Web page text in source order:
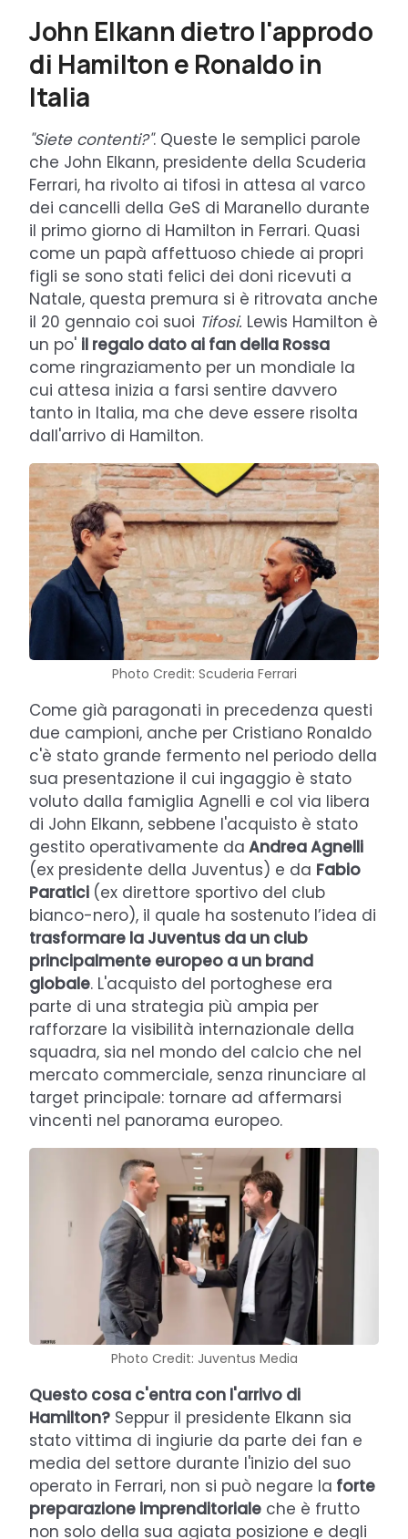
John Elkann dietro l'approdo
di Hamilton e Ronaldo in
Italia
"Siete contenti?". Queste le semplici parole
che John Elkann, presidente della Scuderia
Ferrari, ha rivolto ai tifosi in attesa al varco
dei cancelli della GeS di Maranello durante
il primo giorno di Hamilton in Ferrari. Quasi
come un papà affettuoso chiede ai propri
figli se sono stati felici dei doni ricevuti a
Natale, questa premura si è ritrovata anche
il 20 gennaio coi suoi Tifosi. Lewis Hamilton è
un po' il regalo dato ai fan della Rossa
come ringraziamento per un mondiale la
cui attesa inizia a farsi sentire davvero
tanto in Italia, ma che deve essere risolta
dall'arrivo di Hamilton.
Photo Credit: Scuderia Ferrari
Come già paragonati in precedenza questi
due campioni, anche per Cristiano Ronaldo
c'è stato grande fermento nel periodo della
sua presentazione il cui ingaggio è stato
voluto dalla famiglia Agnelli e col via libera
di John Elkann, sebbene l'acquisto è stato
gestito operativamente da Andrea Agnelli
(ex presidente della Juventus) e da Fabio
Paratici (ex direttore sportivo del club
bianco-nero), il quale ha sostenuto l’idea di
trasformare la Juventus da un club
principalmente europeo a un brand
globale. L'acquisto del portoghese era
parte di una strategia più ampia per
rafforzare la visibilità internazionale della
squadra, sia nel mondo del calcio che nel
mercato commerciale, senza rinunciare al
target principale: tornare ad affermarsi
vincenti nel panorama europeo.
Photo Credit: Juventus Media
Questo cosa c'entra con l'arrivo di
Hamilton? Seppur il presidente Elkann sia
stato vittima di ingiurie da parte dei fan e
media del settore durante l'inizio del suo
operato in Ferrari, non si può negare la forte
preparazione imprenditoriale che è frutto
non solo della sua agiata posizione e degli